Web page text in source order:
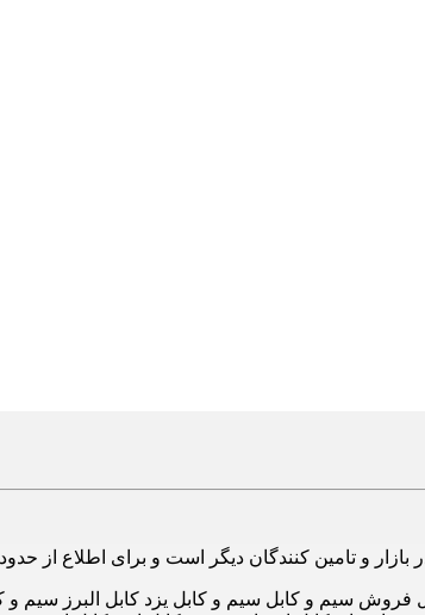
سیم و کابل سیم و کابل یزد کابل البرز سیم و